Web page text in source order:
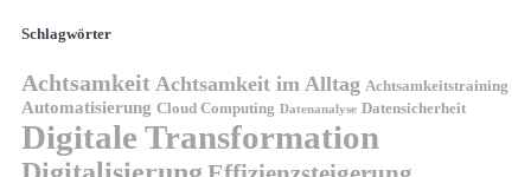
Schlagwörter
Achtsamkeit Achtsamkeit im Alltag Achtsamkeitstraining
Automatisierung Cloud Computing Datenanalyse Datensicherheit
Digitale Transformation